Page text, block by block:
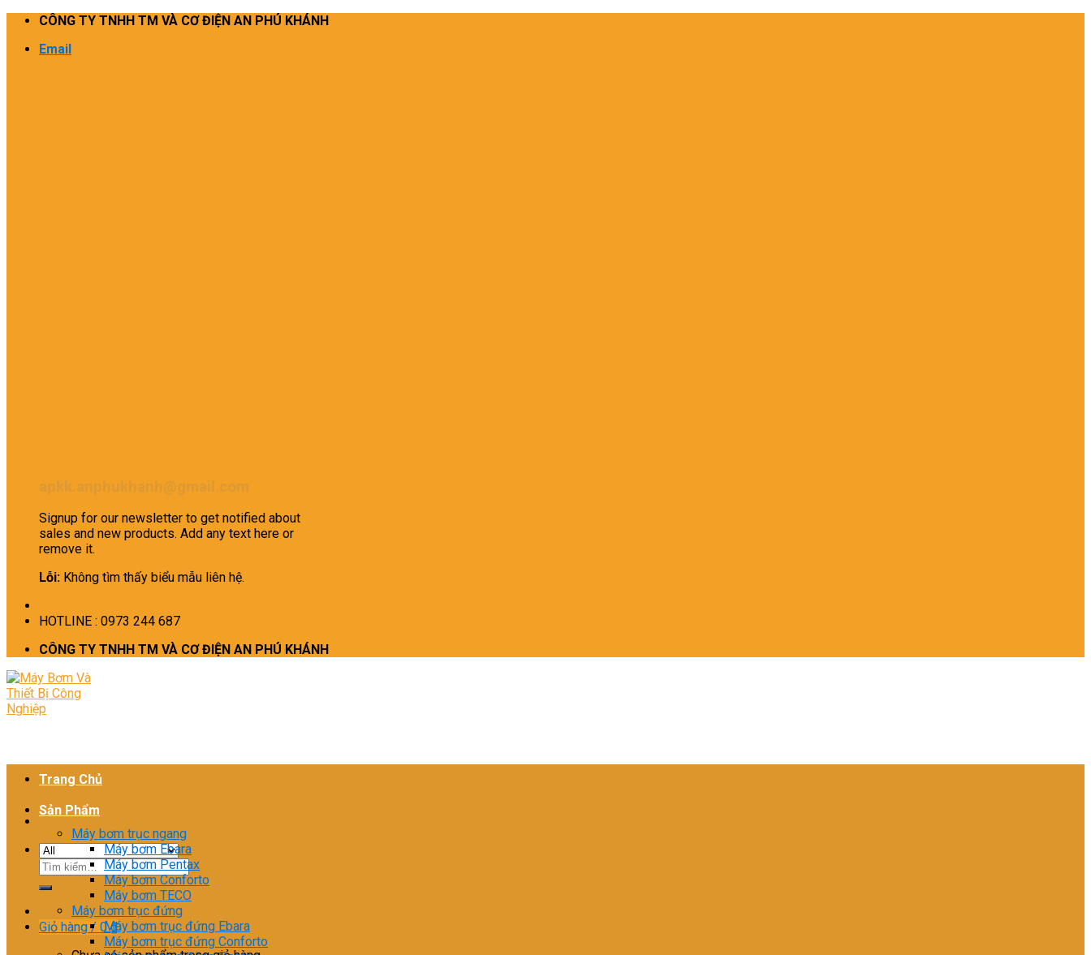
Skip
content
CÔNG TY TNHH TM VÀ CƠ ĐIỆN AN PHÚ KHÁNH
Email
Signup for our newsletter to get notified about
sales and new products. Add any text here or
remove it.
Lỗi: Không tìm thấy biểu mẫu liên hệ.
HOTLINE : 0973 244 687
CÔNG TY TNHH TM VÀ CƠ ĐIỆN AN PHÚ KHÁNH
Tìm
Giỏ hàng / 0₫
Trang Chủ
Sản Phẩm
Máy bơm trục ngang
Máy bơm Ebara
Máy bơm Pentax
Máy bơm Conforto
Máy bơm TECO
Máy bơm trục đứng
Máy bơm trục đứng Ebara
Máy bơm trục đứng Conforto